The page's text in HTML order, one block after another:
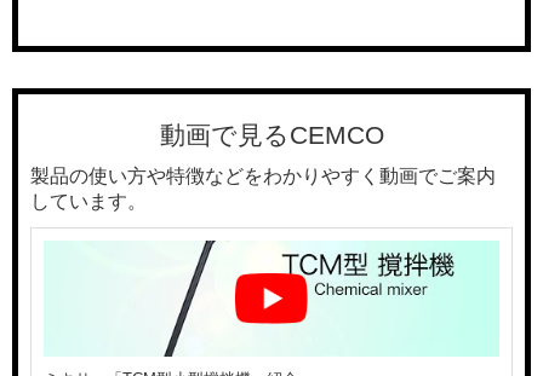
動画で見るCEMCO
製品の使い方や特徴などをわかりやすく動画でご案内
しています。